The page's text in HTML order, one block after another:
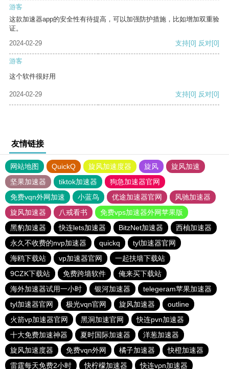
游客
这款加速器app的安全性有待提高，可以加强防护措施，比如增加双重验
证。
2024-02-29
支持[0] 反对[0]
游客
这个软件很好用
2024-02-29 支持[0] 反对[0]
友情链接
网站地图 QuickQ 旋风加速度器 旋风
旋风加速
坚果加速器
tiktok加速器
狗急加速器官网
免费vqn外网加速
小蓝鸟 优途加速器官网
风驰加速器
旋风加速器
八戒看书
免费vps加速器外网苹果版
黑豹加速器
快连lets加速器 BitzNet加速器
西柚加速器
永久不收费的nvp加速器
quickq
tyl加速器官网
海鸥下载站
vp加速器官网
一起扶墙下载站
9CZK下载站
免费跨墙软件
俺来买下载站
海外加速器试用一小时
银河加速器
telegeram苹果加速器
tyl加速器官网
极光vqn官网 旋风加速器
outline
火箭vp加速器官网
黑洞加速官网
快连pvn加速器
十大免费加速神器
夏时国际加速器
洋葱加速器
旋风加速度器
免费vqn外网 橘子加速器
快橙加速器
雷霆每天免费2小时
快柠檬加速器 快连vρn加速器